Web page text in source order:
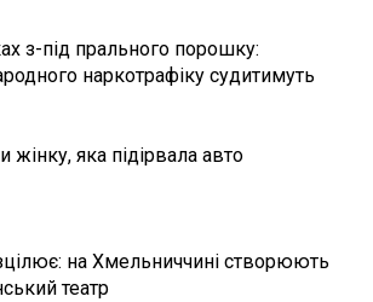
з-під прального порошку:
наркотрафіку судитимуть
жінку, яка підірвала авто
на Хмельниччині створюють
театр